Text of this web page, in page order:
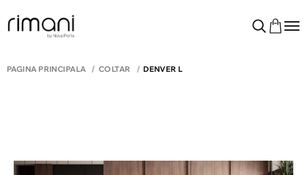
PAGINA PRINCIPALĂ COLTAR DENVER L